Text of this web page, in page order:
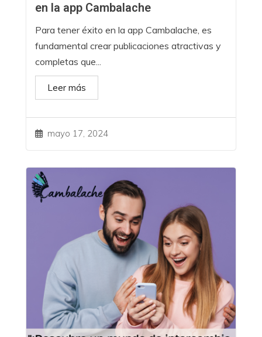
en la app Cambalache
mayo 17, 2024
Para tener éxito en la app Cambalache, es
fundamental crear publicaciones atractivas y
completas que...
Leer más